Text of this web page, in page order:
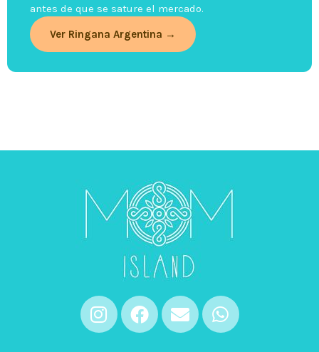
antes de que se sature el mercado.
Ver Ringana Argentina →